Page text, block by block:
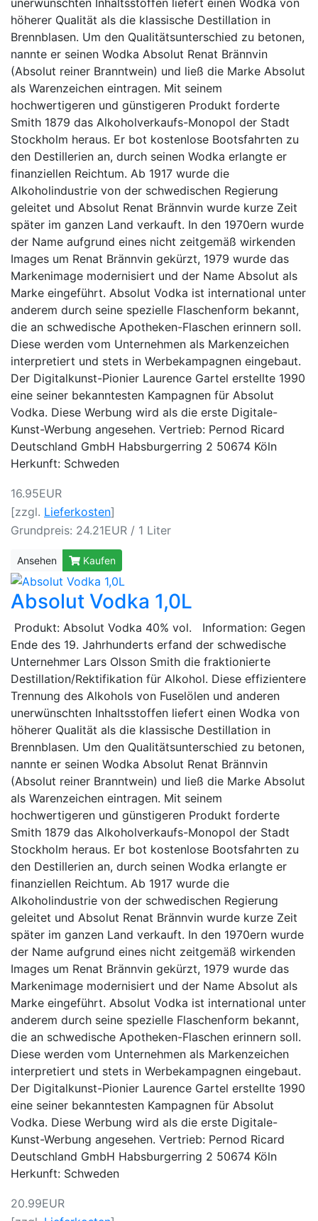
unerwünschten Inhaltsstoffen liefert einen Wodka von
höherer Qualität als die klassische Destillation in
Brennblasen. Um den Qualitätsunterschied zu betonen,
nannte er seinen Wodka Absolut Renat Brännvin
(Absolut reiner Branntwein) und ließ die Marke Absolut
als Warenzeichen eintragen. Mit seinem
hochwertigeren und günstigeren Produkt forderte
Smith 1879 das Alkoholverkaufs-Monopol der Stadt
Stockholm heraus. Er bot kostenlose Bootsfahrten zu
den Destillerien an, durch seinen Wodka erlangte er
finanziellen Reichtum. Ab 1917 wurde die
Alkoholindustrie von der schwedischen Regierung
geleitet und Absolut Renat Brännvin wurde kurze Zeit
später im ganzen Land verkauft. In den 1970ern wurde
der Name aufgrund eines nicht zeitgemäß wirkenden
Images um Renat Brännvin gekürzt, 1979 wurde das
Markenimage modernisiert und der Name Absolut als
Marke eingeführt. Absolut Vodka ist international unter
anderem durch seine spezielle Flaschenform bekannt,
die an schwedische Apotheken-Flaschen erinnern soll.
Diese werden vom Unternehmen als Markenzeichen
interpretiert und stets in Werbekampagnen eingebaut.
Der Digitalkunst-Pionier Laurence Gartel erstellte 1990
eine seiner bekanntesten Kampagnen für Absolut
Vodka. Diese Werbung wird als die erste Digitale-
Kunst-Werbung angesehen. Vertrieb: Pernod Ricard
Deutschland GmbH Habsburgerring 2 50674 Köln
Herkunft: Schweden
16.95EUR
[zzgl. Lieferkosten]
Grundpreis: 24.21EUR / 1 Liter
Ansehen Kaufen
Absolut Vodka 1,0L
Produkt: Absolut Vodka 40% vol. Information: Gegen
Ende des 19. Jahrhunderts erfand der schwedische
Unternehmer Lars Olsson Smith die fraktionierte
Destillation/Rektifikation für Alkohol. Diese effizientere
Trennung des Alkohols von Fuselölen und anderen
unerwünschten Inhaltsstoffen liefert einen Wodka von
höherer Qualität als die klassische Destillation in
Brennblasen. Um den Qualitätsunterschied zu betonen,
nannte er seinen Wodka Absolut Renat Brännvin
(Absolut reiner Branntwein) und ließ die Marke Absolut
als Warenzeichen eintragen. Mit seinem
hochwertigeren und günstigeren Produkt forderte
Smith 1879 das Alkoholverkaufs-Monopol der Stadt
Stockholm heraus. Er bot kostenlose Bootsfahrten zu
den Destillerien an, durch seinen Wodka erlangte er
finanziellen Reichtum. Ab 1917 wurde die
Alkoholindustrie von der schwedischen Regierung
geleitet und Absolut Renat Brännvin wurde kurze Zeit
später im ganzen Land verkauft. In den 1970ern wurde
der Name aufgrund eines nicht zeitgemäß wirkenden
Images um Renat Brännvin gekürzt, 1979 wurde das
Markenimage modernisiert und der Name Absolut als
Marke eingeführt. Absolut Vodka ist international unter
anderem durch seine spezielle Flaschenform bekannt,
die an schwedische Apotheken-Flaschen erinnern soll.
Diese werden vom Unternehmen als Markenzeichen
interpretiert und stets in Werbekampagnen eingebaut.
Der Digitalkunst-Pionier Laurence Gartel erstellte 1990
eine seiner bekanntesten Kampagnen für Absolut
Vodka. Diese Werbung wird als die erste Digitale-
Kunst-Werbung angesehen. Vertrieb: Pernod Ricard
Deutschland GmbH Habsburgerring 2 50674 Köln
Herkunft: Schweden
20.99EUR